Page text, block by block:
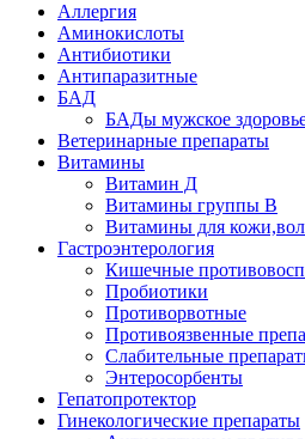
Аллергия
Аминокислоты
Антибиотики
Антипаразитные
БАД
БАДы мужское
Ветеринарные препараты
Витамины
Витамин Д
Витамины группы В
Витамины для
Гастроэнтерология
Кишечные
Пробиотики
Противорвотные
Противоязвенные
Слабительные
Энтеросорбенты
Гепатопротектор
Гинекологические препараты